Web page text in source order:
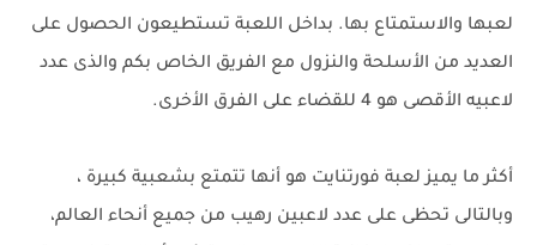
لعبها والاستمتاع بها. بداخل اللعبة تستطيعون الحصول على
العديد من الأسلحة والنزول مع الفريق الخاص بكم والذى عدد
لاعبيه الأقصى هو 4 للقضاء على الفرق الأخرى.
أكثر ما يميز لعبة فورتنايت هو أنها تتمتع بشعبية كبيرة ،
وبالتالى تحظى على عدد لاعبين رهيب من جميع أنحاء العالم،